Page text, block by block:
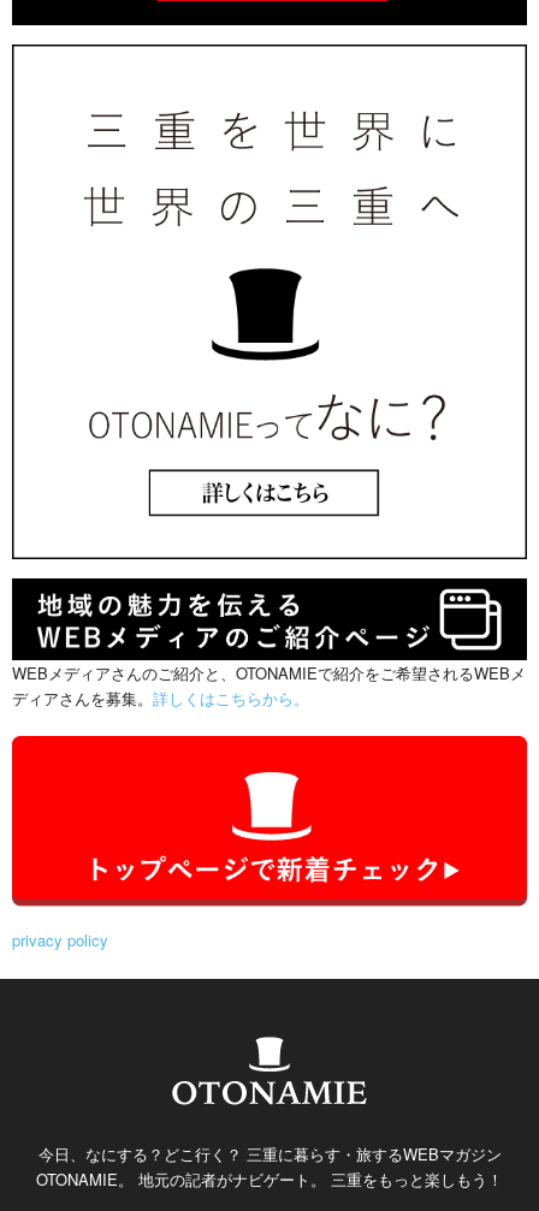
WEBメディアさんのご紹介と、OTONAMIEで紹介をご希望されるWEBメ
ディアさんを募集。 詳しくはこちらから。
privacy policy
今日、なにする？どこ行く？ 三重に暮らす・旅するWEBマガジン
OTONAMIE。 地元の記者がナビゲート。 三重をもっと楽しもう！